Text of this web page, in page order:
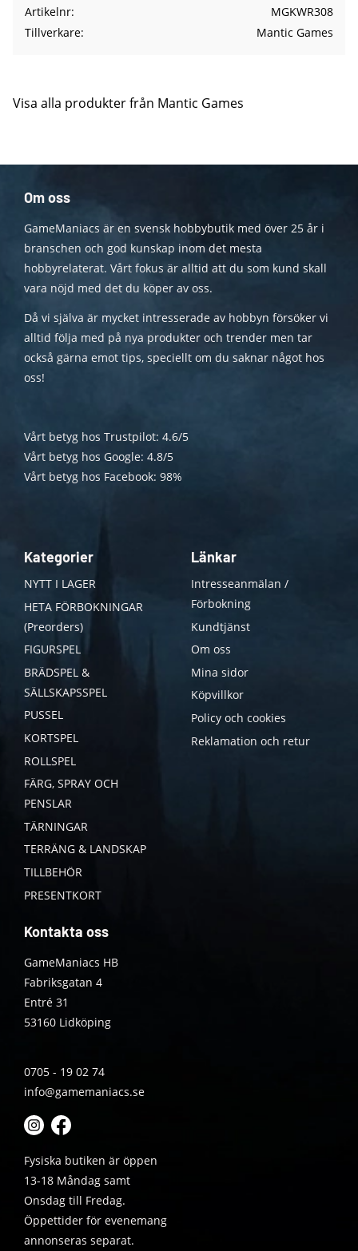
Artikelnr
MGKWR308
Tillverkare
Mantic Games
Visa alla produkter från Mantic Games
Om oss
GameManiacs är en svensk hobbybutik med över 25 år i
branschen och god kunskap inom det mesta
hobbyrelaterat. Vårt fokus är alltid att du som kund skall
vara nöjd med det du köper av oss.
Då vi själva är mycket intresserade av hobbyn försöker vi
alltid följa med på nya produkter och trender men tar
också gärna emot tips, speciellt om du saknar något hos
oss!
Vårt betyg hos Trustpilot: 4.6/5
Vårt betyg hos Google: 4.8/5
Vårt betyg hos Facebook: 98%
Kategorier
NYTT I LAGER
HETA FÖRBOKNINGAR
(Preorders)
FIGURSPEL
BRÄDSPEL &
SÄLLSKAPSSPEL
PUSSEL
KORTSPEL
ROLLSPEL
FÄRG, SPRAY OCH
PENSLAR
TÄRNINGAR
TERRÄNG & LANDSKAP
TILLBEHÖR
PRESENTKORT
Länkar
Intresseanmälan /
Förbokning
Kundtjänst
Om oss
Mina sidor
Köpvillkor
Policy och cookies
Reklamation och retur
Kontakta oss
GameManiacs HB
Fabriksgatan 4
Entré 31
53160 Lidköping
0705 - 19 02 74
info@gamemaniacs.se
Fysiska butiken är öppen
13-18 Måndag samt
Onsdag till Fredag.
Öppettider för evenemang
annonseras separat.